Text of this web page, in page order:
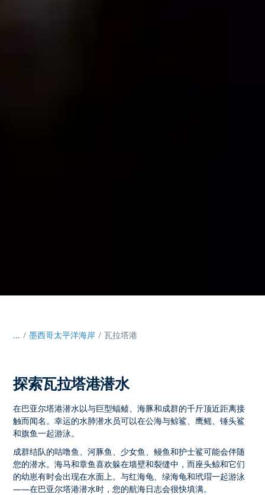
... / 墨西哥太平洋海岸 瓦拉塔港
探索瓦拉塔港潜水
在巴亚尔塔港潜水以与巨型蝠鲼、海豚和成群的千斤顶近距离接
触而闻名。幸运的水肺潜水员可以在公海与鲸鲨、鹰鳐、锤头鲨
和旗鱼一起游泳。
成群结队的咕噜鱼、河豚鱼、少女鱼、鳗鱼和护士鲨可能会伴随
您的潜水。海马和章鱼喜欢躲在墙壁和裂缝中，而座头鲸和它们
的幼崽有时会出现在水面上。与红海龟、绿海龟和玳瑁一起游泳
——在巴亚尔塔港潜水时，您的航海日志会很快填满。